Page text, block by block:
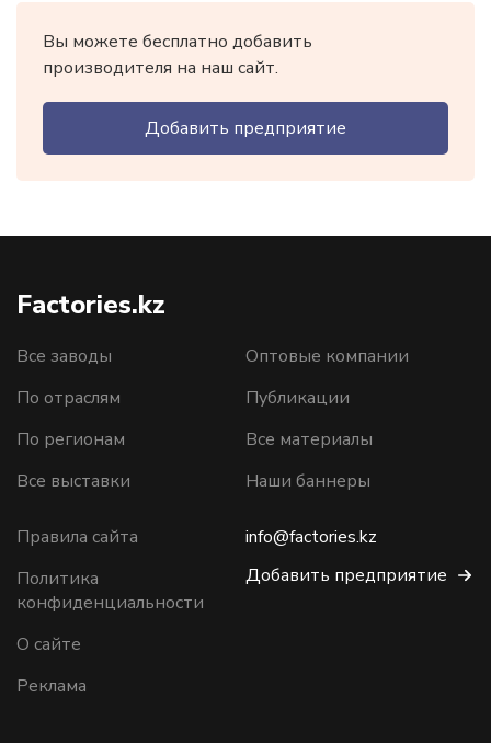
Вы можете бесплатно добавить
производителя на наш сайт.
Добавить предприятие
Factories.kz
Все заводы
По отраслям
По регионам
Все выставки
Оптовые компании
Публикации
Все материалы
Наши баннеры
Правила сайта
Политика
конфиденциальности
О сайте
Реклама
info@factories.kz
Добавить предприятие